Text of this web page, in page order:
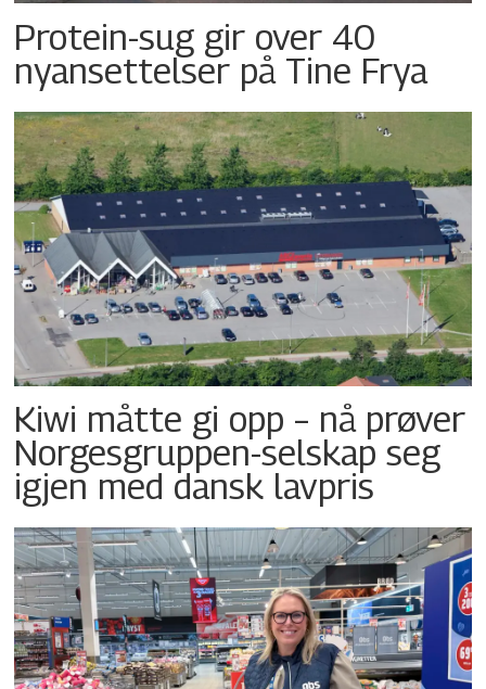
Protein-sug gir over 40
nyansettelser på Tine Frya
Kiwi måtte gi opp – nå prøver
Norgesgruppen-selskap seg
igjen med dansk lavpris